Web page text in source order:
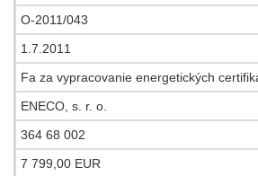
O-2011/043
1.7.2011
Fa za vypracovanie energetických
ENECO, s. r. o.
364 68 002
7 799,00 EUR